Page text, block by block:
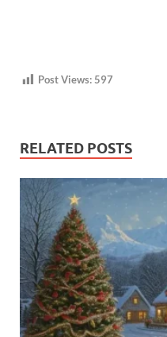
Post Views: 597
RELATED POSTS